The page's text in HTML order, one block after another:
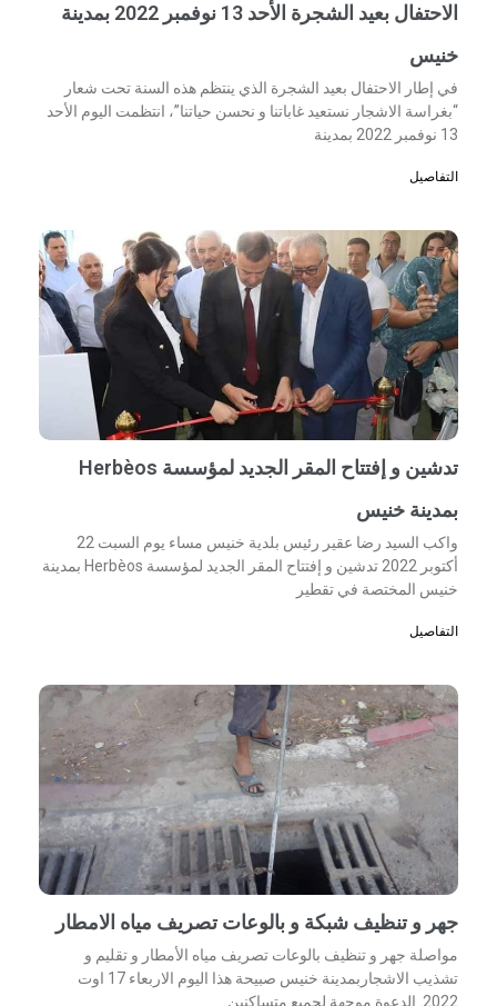
الاحتفال بعيد الشجرة الأحد 13 نوفمبر 2022 بمدينة
خنيس
في إطار الاحتفال بعيد الشجرة الذي ينتظم هذه السنة تحت شعار
“بغراسة الاشجار نستعيد غاباتنا و نحسن حياتنا”، انتظمت اليوم الأحد
13 نوفمبر 2022 بمدينة
التفاصيل
تدشين و إفتتاح المقر الجديد لمؤسسة Herbèos
بمدينة خنيس
واكب السيد رضا عقير رئيس بلدية خنيس مساء يوم السبت 22
أكتوبر 2022 تدشين و إفتتاح المقر الجديد لمؤسسة Herbèos بمدينة
خنيس المختصة في تقطير
التفاصيل
جهر و تنظيف شبكة و بالوعات تصريف مياه الامطار
مواصلة جهر و تنظيف بالوعات تصريف مياه الأمطار و تقليم و
تشذيب الاشجاربمدينة خنيس صبيحة هذا اليوم الاربعاء 17 اوت
2022. الدعوة موجهة لجميع متساكنين